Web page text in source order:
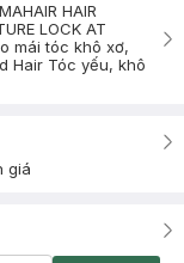
HAIR
LOCK AT
mái tóc khô xơ,
Hair Tóc yếu, khô
giá